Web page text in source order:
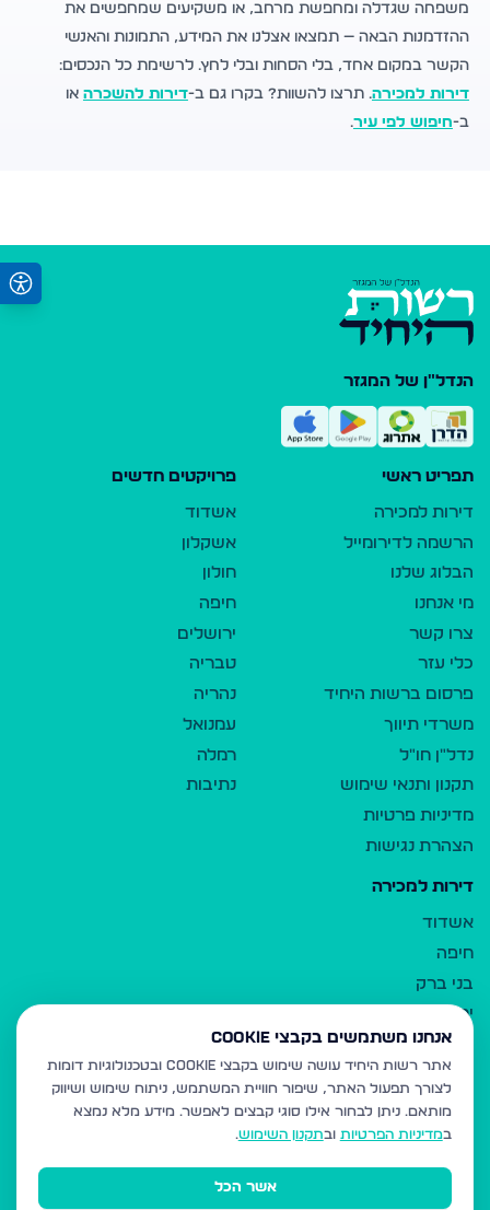
משפחה שגדלה ומחפשת מרחב, או משקיעים שמחפשים את
ההזדמנות הבאה — תמצאו אצלנו את המידע, התמונות והאנשי
הקשר במקום אחד, בלי הסחות ובלי לחץ. לרשימת כל הנכסים:
דירות למכירה. תרצו להשוות? בקרו גם ב-דירות להשכרה או
ב-חיפוש לפי עיר.
הנדל"ן של המגזר
תפריט ראשי
דירות למכירה
הרשמה לדירומייל
הבלוג שלנו
מי אנחנו
צרו קשר
כלי עזר
פרסום ברשות היחיד
משרדי תיווך
נדל"ן חו"ל
תקנון ותנאי שימוש
מדיניות פרטיות
הצהרת נגישות
פרויקטים חדשים
אשדוד
אשקלון
חולון
חיפה
ירושלים
טבריה
נהריה
עמנואל
רמלה
נתיבות
דירות למכירה
אשדוד
חיפה
בני ברק
ירושלים
אלעד
גבעת זאב
בית שמש
רכסים
מודיעין עילית
אנחנו משתמשים בקבצי Cookie
אתר רשות היחיד עושה שימוש בקבצי Cookie ובטכנולוגיות דומות
לצורך תפעול האתר, שיפור חוויית המשתמש, ניתוח שימוש ושיווק
מותאם. ניתן לבחור אילו סוגי קבצים לאפשר. מידע מלא נמצא
במדיניות הפרטיות ובתקנון השימוש.
אשר הכל